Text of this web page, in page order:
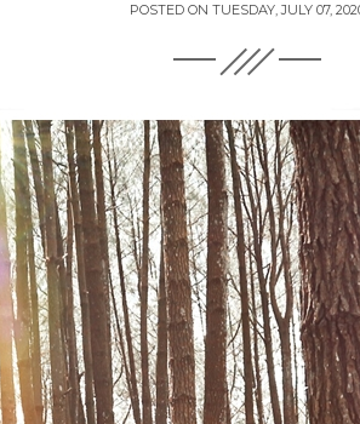
POSTED ON TUESDAY, JULY 07,